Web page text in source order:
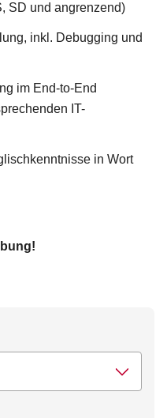
SD und angrenzend)
inkl. Debugging und
im End-to-End
IT-
in Wort